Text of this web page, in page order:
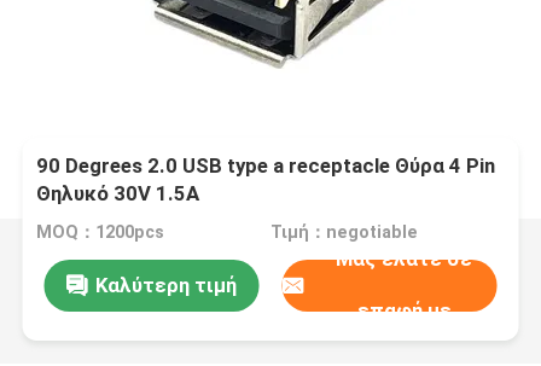
90 Degrees 2.0 USB type a receptacle Θύρα 4 Pin
Θηλυκό 30V 1.5A
MOQ：1200pcs Τιμή：negotiable
Καλύτερη τιμή
Μας ελάτε σε
επαφή με